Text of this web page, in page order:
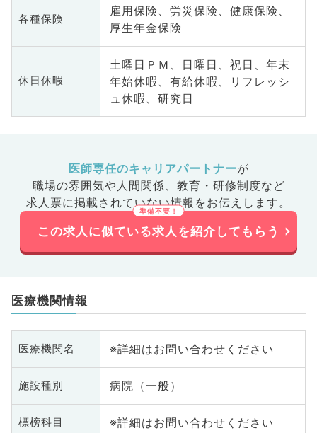
各種保険
雇用保険、労災保険、健康保険、
厚生年金保険
休日休暇
土曜日ＰＭ、日曜日、祝日、年末
年始休暇、有給休暇、リフレッシ
ュ休暇、研究日
医師専任のキャリアパートナーが
職場の雰囲気や人間関係、 教育・研修制度など
求人票に掲載されていない情報をお伝えします。
この求人に似ている求人を紹介してもらう
医療機関情報
医療機関名 ※詳細はお問い合わせください
施設種別 病院（一般）
標榜科目 ※詳細はお問い合わせください